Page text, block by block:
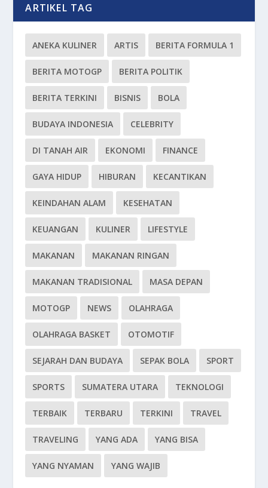
ARTIKEL TAG
ANEKA KULINER ARTIS BERITA FORMULA 1
BERITA MOTOGP BERITA POLITIK
BERITA TERKINI BISNIS BOLA
BUDAYA INDONESIA CELEBRITY
DI TANAH AIR EKONOMI FINANCE
GAYA HIDUP HIBURAN KECANTIKAN
KEINDAHAN ALAM KESEHATAN
KEUANGAN KULINER LIFESTYLE
MAKANAN MAKANAN RINGAN
MAKANAN TRADISIONAL MASA DEPAN
MOTOGP NEWS OLAHRAGA
OLAHRAGA BASKET OTOMOTIF
SEJARAH DAN BUDAYA SEPAK BOLA SPORT
SPORTS SUMATERA UTARA TEKNOLOGI
TERBAIK TERBARU TERKINI TRAVEL
TRAVELING YANG ADA YANG BISA
YANG NYAMAN YANG WAJIB